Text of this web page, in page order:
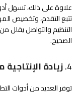
تتبع التقدم، وتخصيص
التنظيم والتواصل يقلل
الصحيح.
4. زيادة
توفر العديد من أدوات